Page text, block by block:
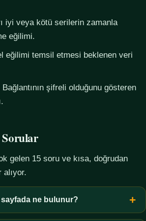
iyi veya kötü serilerin zamanla
eğilimi.
eğilimi temsil etmesi beklenen veri
Bağlantının şifreli olduğunu gösteren
Sorular
gelen 15 soru ve kısa, doğrudan
alıyor.
ne bulunur?
kavramsal bilgi, terim açıklamaları, veri